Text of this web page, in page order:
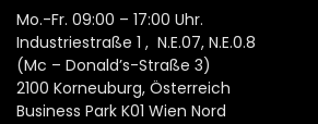
Mo.-Fr. 09:00 – 17:00 Uhr.
Industriestraße 1 , N.E.07, N.E.0.8
(Mc – Donald’s-Straße 3)
2100 Korneuburg, Österreich
Business Park K01 Wien Nord